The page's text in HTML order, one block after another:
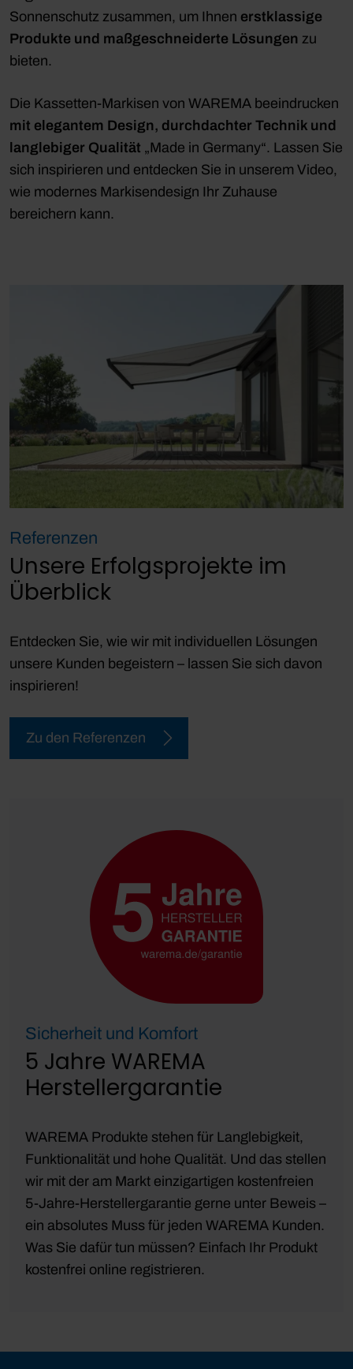
Sonnenschutz zusammen, um Ihnen erstklassige
Produkte und maßgeschneiderte Lösungen zu
bieten.
Die Kassetten-Markisen von WAREMA beeindrucken
mit elegantem Design, durchdachter Technik und
langlebiger Qualität „Made in Germany“. Lassen Sie
sich inspirieren und entdecken Sie in unserem Video,
wie modernes Markisendesign Ihr Zuhause
bereichern kann.
Referenzen
Unsere Erfolgsprojekte im
Überblick
Entdecken Sie, wie wir mit individuellen Lösungen
unsere Kunden begeistern – lassen Sie sich davon
inspirieren!
Zu den Referenzen
Sicherheit und Komfort
5 Jahre WAREMA
Herstellergarantie
WAREMA Produkte stehen für Langlebigkeit,
Funktionalität und hohe Qualität. Und das stellen
wir mit der am Markt einzigartigen kostenfreien
5-Jahre-Herstellergarantie gerne unter Beweis –
ein absolutes Muss für jeden WAREMA Kunden.
Was Sie dafür tun müssen? Einfach Ihr Produkt
kostenfrei online registrieren.